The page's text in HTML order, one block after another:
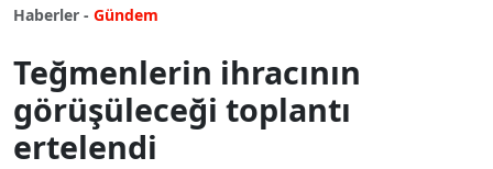
Haberler - Gündem
Teğmenlerin ihracının
görüşüleceği toplantı
ertelendi